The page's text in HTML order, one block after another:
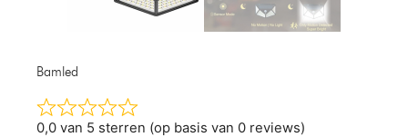
Bamled
0,0 van 5 sterren (op basis van 0 reviews)